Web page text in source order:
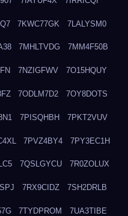
7KWC77GK 7LALYSM0
7MHLTVDG 7MM4F50B
7NZIGFWV 7O15HQUY
7ODLM7D2 7OY8DOTS
7PISQHBH 7PKT2VUV
7PVZ4BY4 7PY3EC1H
7QSLGYCU 7R0ZOLUX
7RX9CIDZ 7SH2DRLB
7TYDPROM 7UA3TIBE